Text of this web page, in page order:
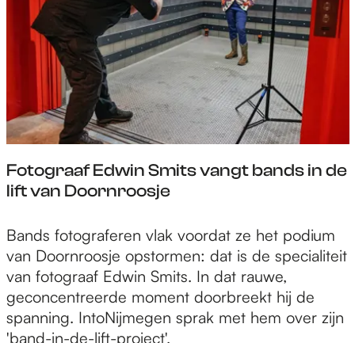
n
d
e
r
o
e
k
:
m
u
n
s
t
,
e
x
p
r
i
e
n
t
e
n
Fotograaf Edwin Smits vangt bands in de
lift van Doornroosje
F
o
t
o
g
r
Bands fotograferen vlak voordat ze het podium
van Doornroosje opstormen: dat is de specialiteit
van fotograaf Edwin Smits. In dat rauwe,
geconcentreerde moment doorbreekt hij de
spanning. IntoNijmegen sprak met hem over zijn
'band-in-de-lift-project'.